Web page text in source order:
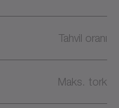
Tahvil oranı
Maks. tork